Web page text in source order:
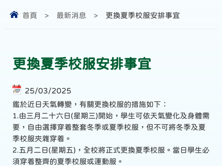
首頁 > 最新消息 > 更換夏季校服安排事宜
更換夏季校服安排事宜
25/03/2025
鑑於近日天氣轉變，有關更換校服的措施如下：
1.由三月二十六日(星期三)開始，學生可依天氣變化及身體需
要，自由選擇穿着整套冬季或夏季校服，但不可將冬季及夏
季校服夾雜穿着。
2.五月二日(星期五)，全校將正式更換夏季校服。當日學生必
須穿着整齊的夏季校服或運動服。